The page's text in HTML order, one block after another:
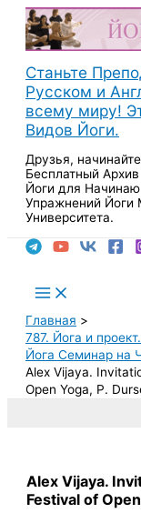
Перейти
содержимому
Станьте
Русском и
всему миру!
Видов Йоги.
Друзья,
Бесплатный
Йоги для
Упражнений Йоги
Университета.
Main
Menu
Главная
787. Йога и
Йога Семинар на
Alex Vijaya.
Open Yoga, P.
Alex Vijaya.
Festival of